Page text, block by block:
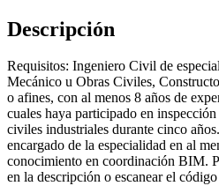
Descripción
Requisitos: Ingeniero Civil de
Mecánico u Obras Civiles,
o afines, con al menos 8 años de
cuales haya participado en
civiles industriales durante cinco
encargado de la especialidad en al
conocimiento en coordinación BIM.
en la descripción o escanear el